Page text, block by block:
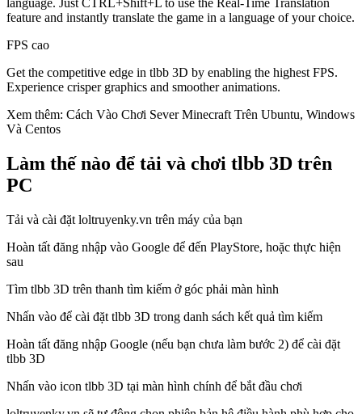
language. Just CTRL+Shift+L to use the Real-Time Translation
feature and instantly translate the game in a language of your choice.
FPS cao
Get the competitive edge in tlbb 3D by enabling the highest FPS.
Experience crisper graphics and smoother animations.
Xem thêm: Cách Vào Chơi Sever Minecraft Trên Ubuntu, Windows
Và Centos
Làm thế nào để tải và chơi tlbb 3D trên
PC
Tải và cài đặt loltruyenky.vn trên máy của bạn
Hoàn tất đăng nhập vào Google để đến PlayStore, hoặc thực hiện
sau
Tìm tlbb 3D trên thanh tìm kiếm ở góc phải màn hình
Nhấn vào để cài đặt tlbb 3D trong danh sách kết quả tìm kiếm
Hoàn tất đăng nhập Google (nếu bạn chưa làm bước 2) để cài đặt
tlbb 3D
Nhấn vào icon tlbb 3D tại màn hình chính để bắt đầu chơi